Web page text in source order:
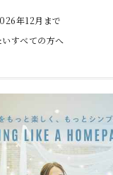
年12月まで
すべての方へ